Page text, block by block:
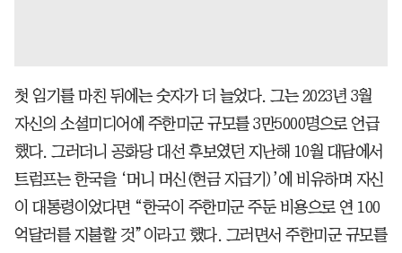
첫 임기를 마친 뒤에는 숫자가 더 늘었다. 그는 2023년 3월
자신의 소셜미디어에 주한미군 규모를 3만5000명으로 언급
했다. 그러더니 공화당 대선 후보였던 지난해 10월 대담에서
트럼프는 한국을 ‘머니 머신(현금 지급기)’에 비유하며 자신
이 대통령이었다면 “한국이 주한미군 주둔 비용으로 연 100
억달러를 지불할 것”이라고 했다. 그러면서 주한미군 규모를